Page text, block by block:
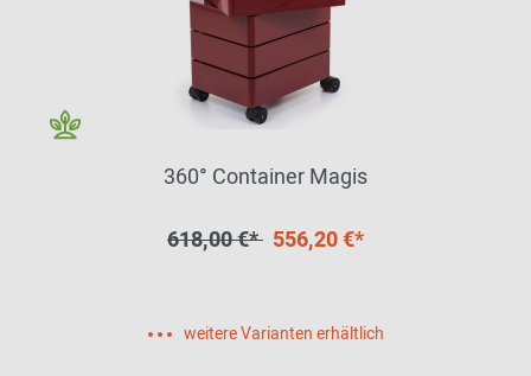
360° Container Magis
618,00 €* 556,20 €*
weitere Varianten erhältlich